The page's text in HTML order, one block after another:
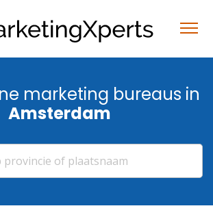
marketing bureaus in
Amsterdam